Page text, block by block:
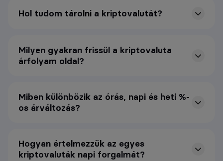
Hol tudom tárolni a kriptovalutát?
Milyen gyakran frissül a kriptovaluta
árfolyam oldal?
Miben különbözik az órás, napi és heti %-
os árváltozás?
Hogyan értelmezzük az egyes
kriptovaluták napi forgalmát?